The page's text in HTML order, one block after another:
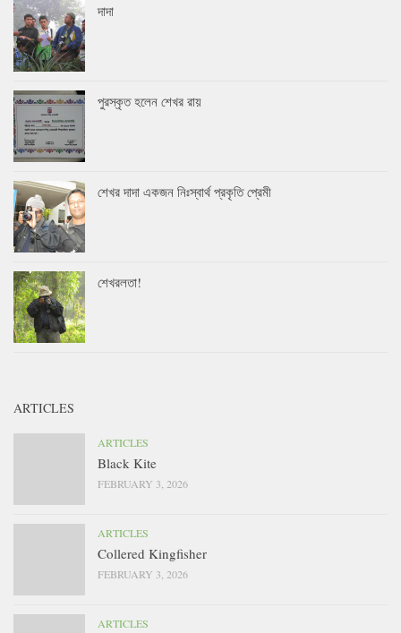
দাদা
পুরস্কৃত হলেন শেখর রায়
শেখর দাদা একজন নিঃস্বার্থ প্রকৃতি প্রেমী
শেখরলতা!
ARTICLES
ARTICLES
Black Kite
FEBRUARY 3, 2026
ARTICLES
Collered Kingfisher
FEBRUARY 3, 2026
ARTICLES